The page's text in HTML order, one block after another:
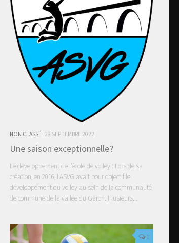
NON CLASSÉ 28 SEPTEMBRE 2022
Une saison exceptionnelle?
Le développement de l’école de volley : Lors de sa
création, en 2016, l’ASVG avait pour objectif le
développement du volley au sein de la communauté
de commune de la vallée du Garon. Plusieurs...
0